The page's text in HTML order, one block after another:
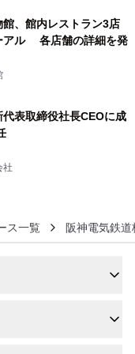
、館内レストラン3店
アル 各店舗の詳細を発
代表取締役社長CEOに成
社
ス一覧 阪神電気鉄